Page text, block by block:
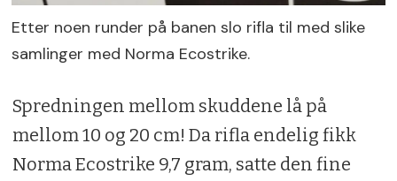
Etter noen runder på banen slo rifla til med slike
samlinger med Norma Ecostrike.
Spredningen mellom skuddene lå på
mellom 10 og 20 cm! Da rifla endelig fikk
Norma Ecostrike 9,7 gram, satte den fine